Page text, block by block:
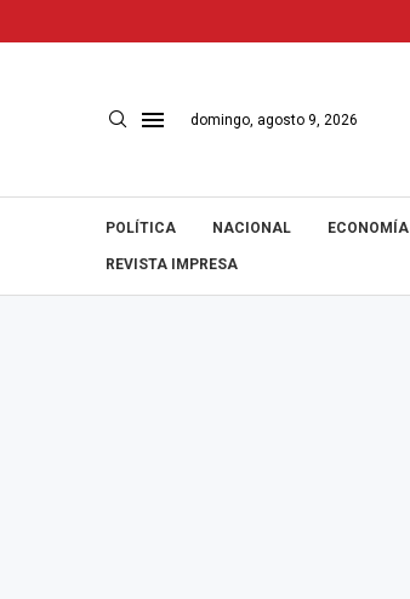
domingo, agosto 9, 2026
POLÍTICA NACIONAL ECONOMÍA
REVISTA IMPRESA